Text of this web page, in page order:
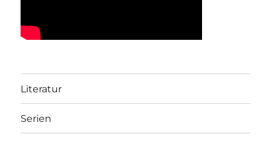
Literatur
Serien